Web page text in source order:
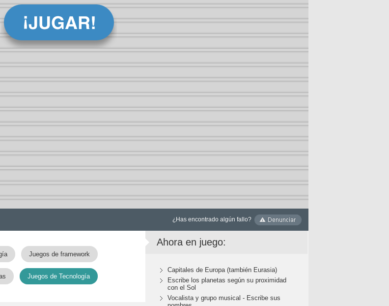
¿Has encontrado algún fallo?
Juegos de framework
Juegos de Tecnología
Ahora en juego:
Capitales de Europa (también Eurasia)
Escribe los planetas según su proximidad
con el Sol
Vocalista y grupo musical - Escribe sus